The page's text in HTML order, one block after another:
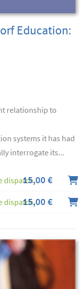
Education:
relationship to
systems it has had
interrogate its...
dispatch15,00 €
dispatch15,00 €